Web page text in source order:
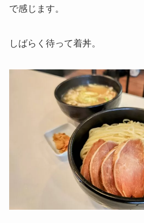
で感じます。
しばらく待って着丼。